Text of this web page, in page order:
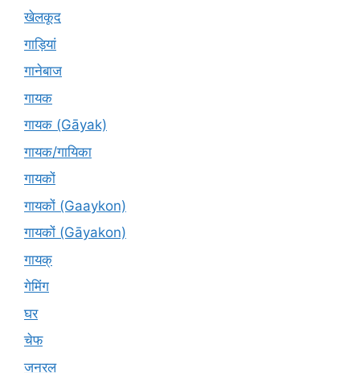
खेलकूद
गाड़ियां
गानेबाज
गायक
गायक (Gāyak)
गायक/गायिका
गायकों
गायकों (Gaaykon)
गायकों (Gāyakon)
गायक्
गेमिंग
घर
चेफ
जनरल